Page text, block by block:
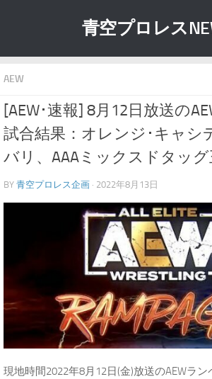
青空プロレス
AEW
[AEW･速報] 8月12日放送の
試合結果：オレンジ･キャシ
バリ、AAAミックスドタッ
BY 青空プロレス企画 · 2022年8月13日
現地時間2022年8月12日(金)放送のAEWラ